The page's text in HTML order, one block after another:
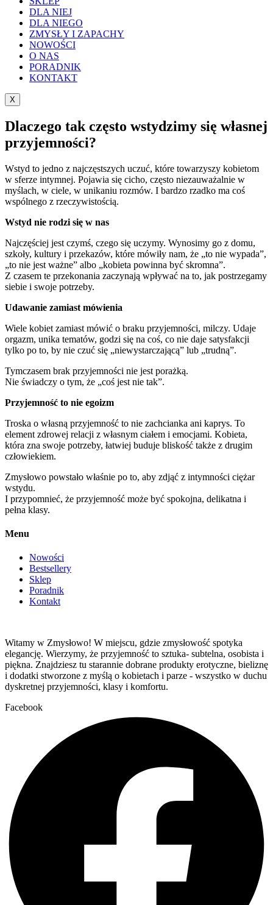
DLA NIEJ
DLA NIEGO
ZMYSŁY I ZAPACHY
NOWOŚCI
O NAS
PORADNIK
KONTAKT
X
Dlaczego tak często wstydzimy się własnej
przyjemności?
Wstyd to jedno z najczęstszych uczuć, które towarzyszy kobietom
w sferze intymnej. Pojawia się cicho, często niezauważalnie w
myślach, w ciele, w unikaniu rozmów. I bardzo rzadko ma coś
wspólnego z rzeczywistością.
Wstyd nie rodzi się w nas
Najczęściej jest czymś, czego się uczymy. Wynosimy go z domu,
szkoły, kultury i przekazów, które mówiły nam, że „to nie wypada”,
„to nie jest ważne” albo „kobieta powinna być skromna”.
Z czasem te przekonania zaczynają wpływać na to, jak postrzegamy
siebie i swoje potrzeby.
Udawanie zamiast mówienia
Wiele kobiet zamiast mówić o braku przyjemności, milczy. Udaje
orgazm, unika tematów, godzi się na coś, co nie daje satysfakcji
tylko po to, by nie czuć się „niewystarczającą” lub „trudną”.
Tymczasem brak przyjemności nie jest porażką.
Nie świadczy o tym, że „coś jest nie tak”.
Przyjemność to nie egoizm
Troska o własną przyjemność to nie zachcianka ani kaprys. To
element zdrowej relacji z własnym ciałem i emocjami. Kobieta,
która zna swoje potrzeby, łatwiej buduje bliskość także z drugim
człowiekiem.
Zmysłowo powstało właśnie po to, aby zdjąć z intymności ciężar
wstydu.
I przypomnieć, że przyjemność może być spokojna, delikatna i
pełna klasy.
Menu
Nowości
Bestsellery
Sklep
Poradnik
Kontakt
Witamy w Zmysłowo! W miejscu, gdzie zmysłowość spotyka
elegancję. Wierzymy, że przyjemność to sztuka- subtelna, osobista i
piękna. Znajdziesz tu starannie dobrane produkty erotyczne, bieliznę
i dodatki stworzone z myślą o kobietach i parze - wszystko w duchu
dyskretnej przyjemności, klasy i komfortu.
Facebook